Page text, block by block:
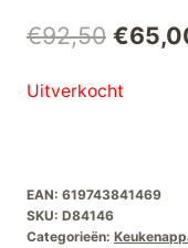
€92,50 €
Uitverkocht
EAN: 619743841469
SKU: D84146
Categorieën: